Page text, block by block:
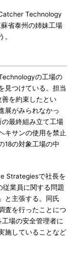
Technology
省泰州の姉妹工場
の工場の
見つけている。担当
を約束したとい
展がみられなかっ
最終組み立て工場
キサンの使用を禁止
18の対象工場の中
Strategiesで社長を
業員に関する問題
と主張する。同氏
査を行ったことにつ
場の安全管理者に
施していることなど